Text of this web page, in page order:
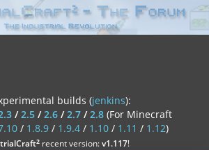
builds (jenkins):
/2.5/2.6/2.7/2.8 (For Minecraft
/ 1.8.9/ 1.9.4/ 1.10/ 1.11 / 1.12)
²recent version:v1.117!